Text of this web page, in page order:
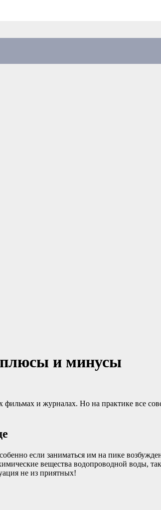
плюсы и минусы
и журналах. Но на практике все
если заниматься им на пике
вещества водопроводной воды,
не из приятных!